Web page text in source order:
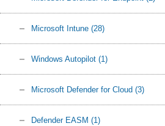
Microsoft Intune (28)
Windows Autopilot (1)
Microsoft Defender for Cloud (3)
Defender EASM (1)